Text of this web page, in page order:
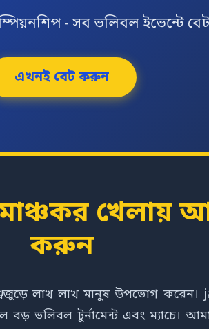
- সব ভলিবল ইভেন্টে
এখনই বেট করুন
খেলায়
করুন
লাখ লাখ মানুষ উপভোগ
ভলিবল টুর্নামেন্ট এবং ম্যাচে।